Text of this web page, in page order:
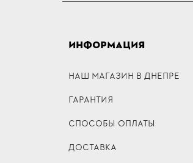
ИНФОРМАЦИЯ
НАШ МАГАЗИН В ДНЕПРЕ
ГАРАНТИЯ
СПОСОБЫ ОПЛАТЫ
ДОСТАВКА